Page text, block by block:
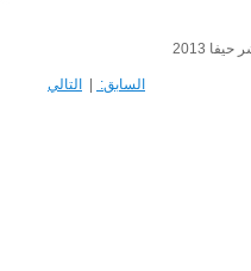
2013
السابق: | التالي